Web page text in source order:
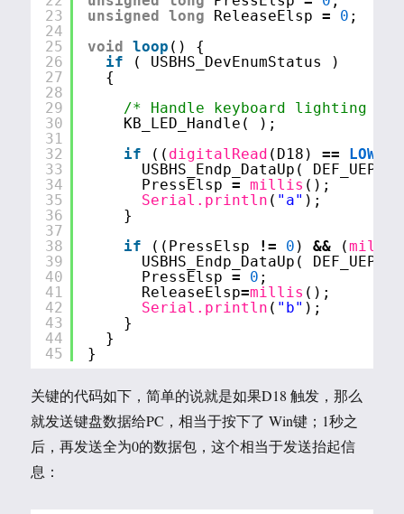
23
24
25
26
27
28
29
30
31
32
33
34
35
36
37
38
39
40
41
42
43
44
45
unsigned
long ReleaseElsp = 0 ;
void
loop () {
if
( USBHS_DevEnumStatus )
{
/* Handle keyboard lighting */
KB_LED_Handle( );
if
(( digitalRead (D18) == LOW
USBHS_Endp_DataUp(
PressElsp = millis ();
Serial.println ( "a" );
}
if
((PressElsp != 0 ) && (millis
USBHS_Endp_DataUp(
PressElsp = 0 ;
ReleaseElsp=millis ();
Serial.println ( "b" );
}
}
}
关键的代码如下，简单的说就是如果D18 触发，那么
就发送键盘数据给PC，相当于按下了 Win键；1秒之
后，再发送全为0的数据包，这个相当于发送抬起信
息：